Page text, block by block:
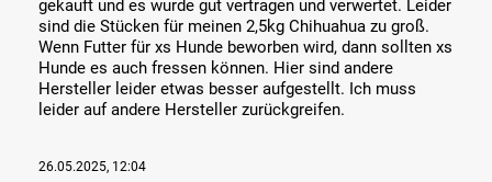
gekauft und es wurde gut vertragen und verwertet. Leider
sind die Stücken für meinen 2,5kg Chihuahua zu groß.
Wenn Futter für xs Hunde beworben wird, dann sollten xs
Hunde es auch fressen können. Hier sind andere
Hersteller leider etwas besser aufgestellt. Ich muss
leider auf andere Hersteller zurückgreifen.
26.05.2025, 12:04